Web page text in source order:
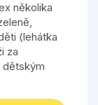
několika
(lehátka
za
dětským